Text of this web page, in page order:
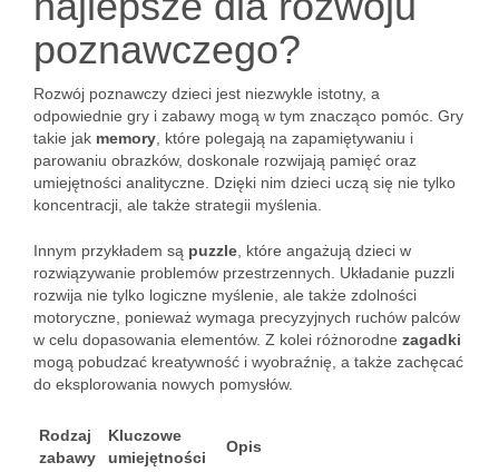
poznawczego?
Rozwój poznawczy dzieci jest niezwykle istotny, a
odpowiednie gry i zabawy mogą w tym znacząco pomóc. Gry
takie jak memory , które polegają na zapamiętywaniu i
parowaniu obrazków, doskonale rozwijają pamięć oraz
umiejętności analityczne. Dzięki nim dzieci uczą się nie tylko
koncentracji, ale także strategii myślenia.
Innym przykładem są puzzle , które angażują dzieci w
rozwiązywanie problemów przestrzennych. Układanie puzzli
rozwija nie tylko logiczne myślenie, ale także zdolności
motoryczne, ponieważ wymaga precyzyjnych ruchów palców
w celu dopasowania elementów. Z kolei różnorodne zagadki
mogą pobudzać kreatywność i wyobraźnię, a także zachęcać
do eksplorowania nowych pomysłów.
Rodzaj
zabawy
Kluczowe
umiejętności
Opis